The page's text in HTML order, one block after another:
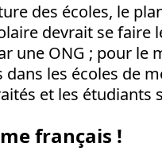
des écoles, le
devrait se faire
une ONG ; pour
dans les écoles de
et les
français !